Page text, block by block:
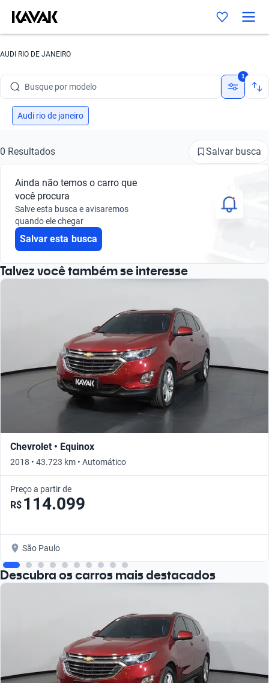
AUDI RIO DE JANEIRO
Busque por modelo
Busque por versão
Busque por marca
Busque por modelo
Busque por versão
1
Audi rio de janeiro
0 Resultados Salvar busca
Ainda não temos o carro que
você procura
Salve esta busca e avisaremos
quando ele chegar
Salvar esta busca
Talvez você também se interesse
Chevrolet • Equinox
2018 • 43.723 km • Automático
Preço a partir de
R$ 114.099
São Paulo
Descubra os carros mais destacados